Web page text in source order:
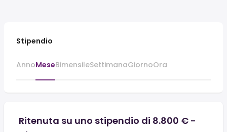
Stipendio
AnnoMeseBimensileSettimanaGiornoOra
Ritenuta su uno stipendio di 8.800 € -